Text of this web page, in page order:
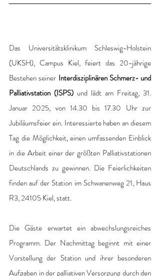
Das Universitätsklinikum Schleswig-Holstein
(UKSH), Campus Kiel, feiert das 20-jährige
Bestehen seiner Interdisziplinären Schmerz- und
Palliativstation (ISPS) und lädt am Freitag, 31.
Januar 2025, von 14.30 bis 17.30 Uhr zur
Jubiläumsfeier ein. Interessierte haben an diesem
Tag die Möglichkeit, einen umfassenden Einblick
in die Arbeit einer der größten Palliativstationen
Deutschlands zu gewinnen. Die Feierlichkeiten
finden auf der Station im Schwanenweg 21, Haus
R3, 24105 Kiel, statt.
Die Gäste erwartet ein abwechslungsreiches
Programm. Der Nachmittag beginnt mit einer
Vorstellung der Station und ihrer besonderen
Aufgaben in der palliativen Versorgung durch den